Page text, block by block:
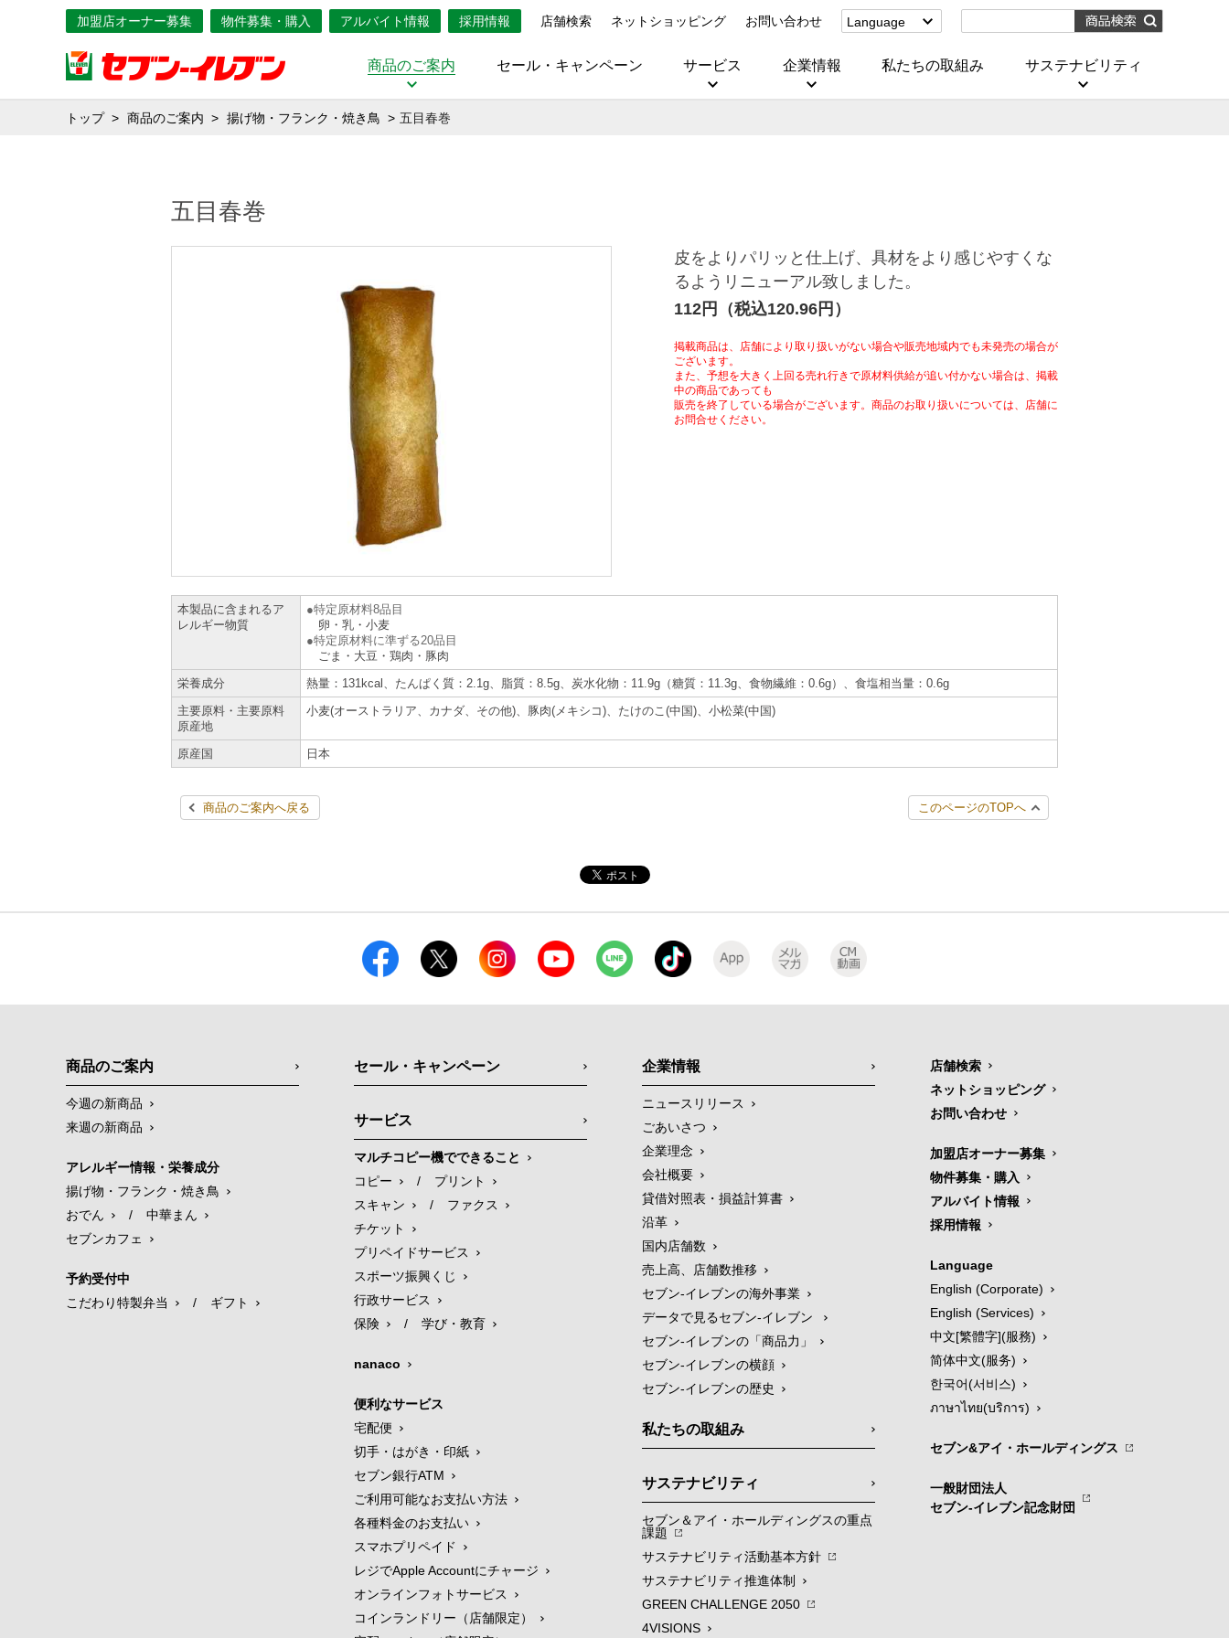
加盟店オーナー募集 物件募集・購入 アルバイト情報 採用情報 店舗検索 ネットショッピング お問い合わせ
Language
(Corporate)
商品のご案内 セール・キャンペーン サービス 企業情報 私たちの取組み サステナビリティ
トップ 商品のご案内 揚げ物・フランク・焼き鳥 五目春巻
五目春巻
皮をよりパリッと仕上げ、具材をより感じやすくな
るようリニューアル致しました。
112円（税込120.96円）
掲載商品は、店舗により取り扱いがない場合や販売地域内でも未発売の場合が
ございます。
また、予想を大きく上回る売れ行きで原材料供給が追い付かない場合は、掲載
中の商品であっても
販売を終了している場合がございます。商品のお取り扱いについては、店舗に
お問合せください。
本製品に含まれるア
レルギー物質
特定原材料8品目
卵・乳・小麦
特定原材料に準ずる20品目
ごま・大豆・鶏肉・豚肉
栄養成分
熱量：131kcal、たんぱく質：2.1g、脂質：8.5g、炭水化物：11.9g（糖質：11.3g、食物繊維：0.6g）、食塩相当量：0.6g
主要原料・主要原料
原産地
小麦(オーストラリア、カナダ、その他)、豚肉(メキシコ)、たけのこ(中国)、小松菜(中国)
原産国 日本
商品のご案内へ戻る このページのTOPへ
商品のご案内
今週の新商品
来週の新商品
アレルギー情報・栄養成分
揚げ物・フランク・焼き鳥
おでん
/
中華まん
セブンカフェ
予約受付中
こだわり特製弁当
/ ギフト
セール・キャンペーン
サービス
マルチコピー機でできること
コピー
/
プリント
スキャン
/
ファクス
チケット
プリペイドサービス
スポーツ振興くじ
行政サービス
保険
/ 学び・教育
nanaco
便利なサービス
宅配便
切手・はがき・印紙
セブン銀行ATM
ご利用可能なお支払い方法
各種料金のお支払い
スマホプリペイド
レジでApple Accountにチャージ
オンラインフォトサービス
コインランドリー（店舗限定）
企業情報
ニュースリリース
ごあいさつ
企業理念
会社概要
貸借対照表・損益計算書
沿革
国内店舗数
売上高、店舗数推移
セブン‐イレブンの海外事業
データで見るセブン‐イレブン
セブン‐イレブンの「商品力」
セブン-イレブンの横顔
セブン-イレブンの歴史
私たちの取組み
サステナビリティ
セブン＆アイ・ホールディングスの重点
課題
サステナビリティ活動基本方針
サステナビリティ推進体制
GREEN CHALLENGE 2050
4VISIONS
店舗検索
ネットショッピング
お問い合わせ
加盟店オーナー募集
物件募集・購入
アルバイト情報
採用情報
Language
English (Corporate)
English (Services)
中文[繁體字](服務)
简体中文(服务)
한국어(서비스)
ภาษาไทย(บริการ)
セブン&アイ・ホールディングス
一般財団法人
セブン-イレブン記念財団